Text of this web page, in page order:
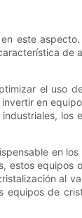
este
de
el uso
en
los
en
equipos
al
de